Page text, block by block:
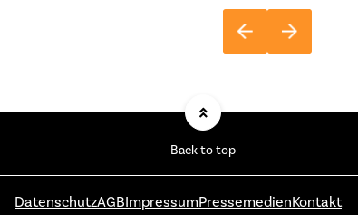
Back to top
DatenschutzAGBImpressumPressemedienKontakt